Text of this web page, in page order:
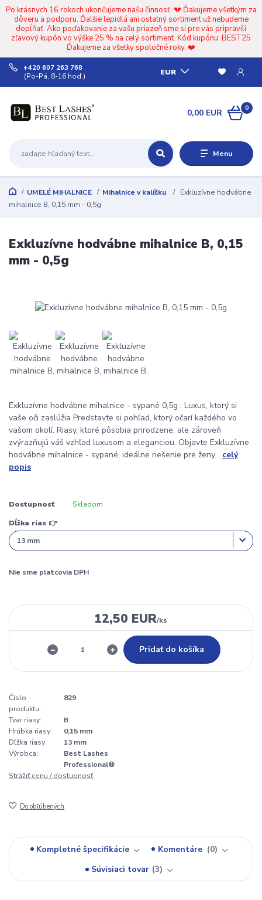
Po krásnych 16 rokoch ukončujeme našu činnosť. 💔 Ďakujeme všetkým za
dôveru a podporu. Ďalšie lepidlá ani ostatný sortiment už nebudeme
dopĺňať. Ako poďakovanie za vašu priazeň sme si pre vás pripravili
zľavový kupón vo výške 25 % na celý sortiment. Kód kupónu: BEST25
Ďakujeme za všetky spoločné roky. ❤️
Menu
EUR
+420 607 263 768
(Po-Pá, 8-16 hod.)
0
0,00 EUR
UMELÉ MIHALNICE Mihalnice v kalíšku
Exkluzívne hodvábne
mihalnice B, 0,15 mm - 0,5g
Exkluzívne hodvábne mihalnice B, 0,15
mm - 0,5g
Exkluzívne hodvábne mihalnice - sypané 0,5g : Luxus, ktorý si
vaše oči zaslúžia Predstavte si pohľad, ktorý očarí každého vo
vašom okolí. Riasy, ktoré pôsobia prirodzene, ale zároveň
zvýrazňujú váš vzhľad luxusom a eleganciou. Objavte Exkluzívne
hodvábne mihalnice - sypané, ideálne riešenie pre ženy... celý
popis
Dostupnosť Skladom
Dĺžka rias 👉
Nie sme platcovia DPH
12,50 EUR/ks
Pridať do košíka
Číslo
produktu:
829
Tvar riasy:
B
Hrúbka riasy:
0,15 mm
Dľžka riasy:
13 mm
Výrobca:
Best Lashes
Professional®
Strážiť cenu / dostupnosť
Do obľúbených
Kompletné špecifikácie Komentáre
0
Súvisiaci tovar 3